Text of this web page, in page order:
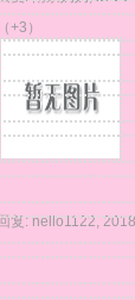
（+3）
复:hello1122,